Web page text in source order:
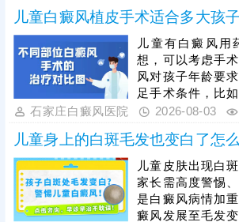
能，为白斑复色
重视规范治疗，
用药、照光，促
恢复活性，令表
肤色渐趋正常。
儿童白癜风植皮手术适合多大孩
儿童有白癜风用
想，可以考虑手
风对孩子年龄要
足手术条件，比
非外伤型白癜风
的手术方法被应
当中：黑色素细
相比，自体活性
快，着色均匀，
率高。做手术认
石家庄白癜风医院 2026-08-03
儿童身上的白斑毛发也变白了怎
儿童皮肤出现白
家长需高度警惕
是白癜风病情加
癜风发展至毛发